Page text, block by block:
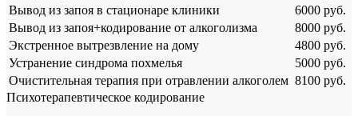
Вывод из запоя в стационаре клиники
6000 руб.
Вывод из запоя+кодирование от алкоголизма
8000 руб.
Экстренное вытрезвление на дому
4800 руб.
Устранение синдрома похмелья
5000 руб.
Очистительная терапия при отравлении алкоголем 8100 руб.
Психотерапевтическое кодирование